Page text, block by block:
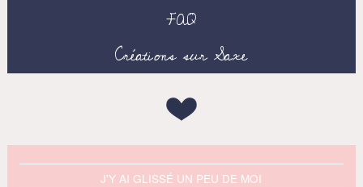
FAQ
Créations sur Saxe
J'Y AI GLISSÉ UN PEU DE MOI